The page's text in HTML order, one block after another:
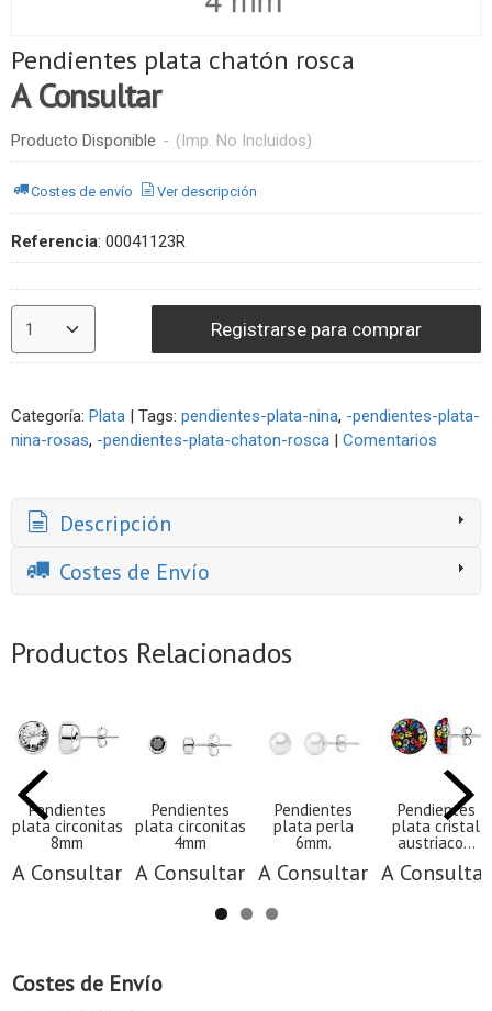
Costes de Envío
Pendientes plata chatón rosca
A Consultar
Producto Disponible - (Imp. No Incluidos)
Costes de envío Ver descripción
Referencia: 00041123R
Registrarse para comprar
Categoría: Plata | Tags: pendientes-plata-nina -pendientes-plata-
nina-rosas -pendientes-plata-chaton-rosca | Comentarios
Descripción
Costes de Envío
Productos Relacionados
Pendientes
plata circonitas
8mm
A Consultar
Pendientes
plata circonitas
4mm
A Consultar
Pendientes
plata perla
6mm.
A Consultar
Pendientes
plata cristal
austriaco...
A Consultar